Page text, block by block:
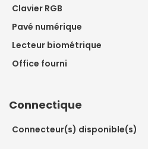
Clavier RGB
Pavé numérique
Lecteur biométrique
Office fourni
Connectique
Connecteur(s) disponible(s)